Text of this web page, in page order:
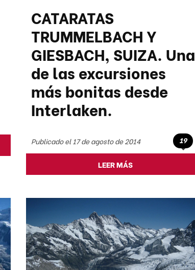
CATARATAS
TRUMMELBACH Y
GIESBACH, SUIZA. Una
de las excursiones
más bonitas desde
Interlaken.
Publicado el 17 de agosto de 2014 19
LEER MÁS